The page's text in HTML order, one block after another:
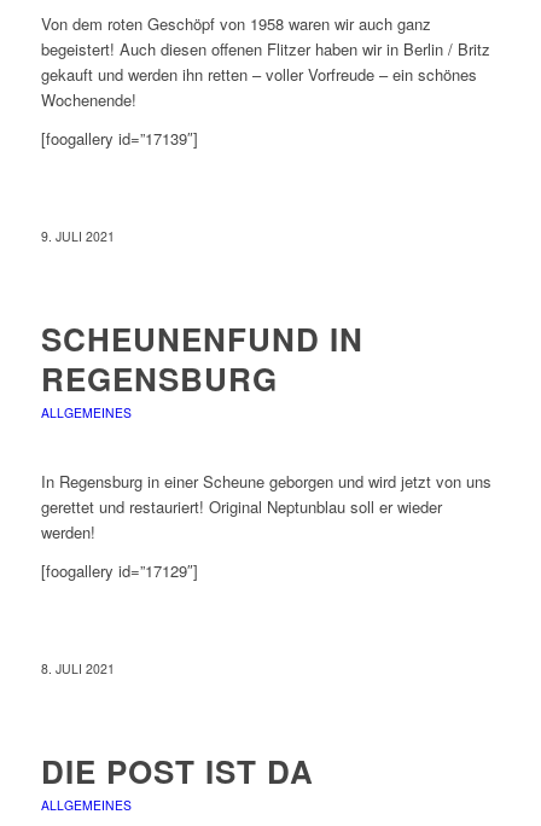
Von dem roten Geschöpf von 1958 waren wir auch ganz
begeistert! Auch diesen offenen Flitzer haben wir in Berlin / Britz
gekauft und werden ihn retten – voller Vorfreude – ein schönes
Wochenende!
[foogallery id=”17139″]
9. JULI 2021
SCHEUNENFUND IN
REGENSBURG
ALLGEMEINES
In Regensburg in einer Scheune geborgen und wird jetzt von uns
gerettet und restauriert! Original Neptunblau soll er wieder
werden!
[foogallery id=”17129″]
8. JULI 2021
DIE POST IST DA
ALLGEMEINES